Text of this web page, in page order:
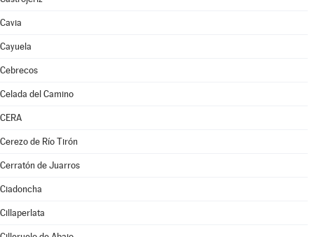
Cavia
Cayuela
Cebrecos
Celada del Camino
CERA
Cerezo de Río Tirón
Cerratón de Juarros
Ciadoncha
Cillaperlata